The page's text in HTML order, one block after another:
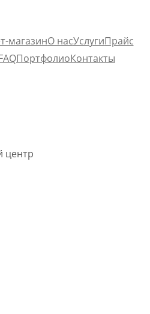
магазинО насУслугиПрайс
ПортфолиоКонтакты
центр